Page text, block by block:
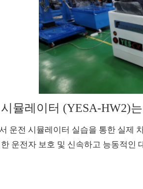
뮬레이터 (YESA-HW2)는
운전 시뮬레이터 실습을 통한 실제
운전자 보호 및 신속하고 능동적인